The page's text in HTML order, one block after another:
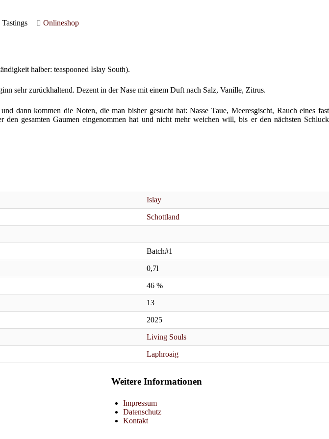
Tastings Onlineshop
halber: teaspooned Islay South).
sehr zurückhaltend. Dezent in der Nase mit einem Duft nach Salz, Vanille, Zitrus.
dann kommen die Noten, die man bisher gesucht hat: Nasse Taue, Meeresgischt, Rauch eines fast
gesamten Gaumen eingenommen hat und nicht mehr weichen will, bis er den nächsten Schluck
Islay
Schottland
Batch#1
0,7l
46 %
13
2025
Living Souls
Laphroaig
Weitere Informationen
Impressum
Datenschutz
Kontakt